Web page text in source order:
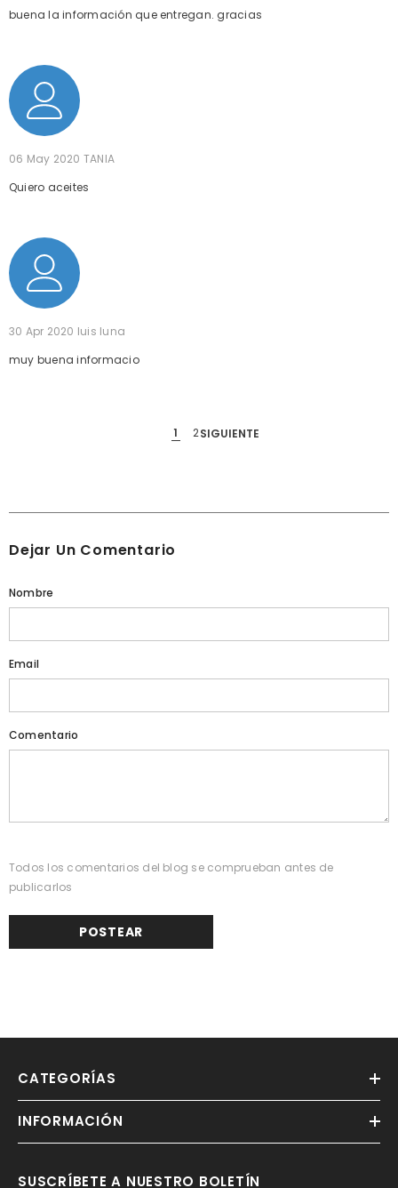
buena la información que entregan. gracias
06 May 2020 TANIA
Quiero aceites
30 Apr 2020 luis luna
muy buena informacio
1 2SIGUIENTE
Dejar Un Comentario
Nombre
Email
Comentario
Todos los comentarios del blog se comprueban antes de
publicarlos
CATEGORÍAS
INFORMACIÓN
SUSCRÍBETE A NUESTRO BOLETÍN